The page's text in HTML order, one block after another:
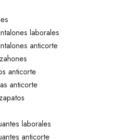
laborales
anticorte
anticorte
anticorte
laborales
anticorte